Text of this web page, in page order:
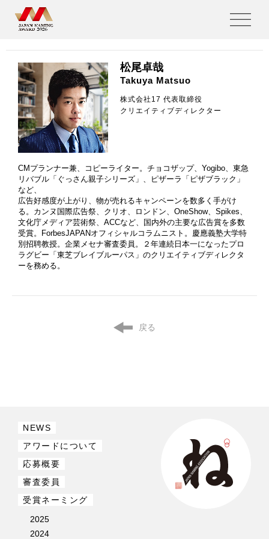
審査委員紹介
松尾卓哉
Takuya Matsuo
株式会社17 代表取締役
クリエイティブディレクター
CMプランナー兼、コピーライター。チョコザップ、Yogibo、東急
リバブル「ぐっさん親子シリーズ」、ピザーラ「ピザブラック」
など、
広告好感度が上がり、物が売れるキャンペーンを数多く手がけ
る。カンヌ国際広告祭、クリオ、ロンドン、OneShow、Spikes、
文化庁メディア芸術祭、ACCなど、国内外の主要な広告賞を多数
受賞。ForbesJAPANオフィシャルコラムニスト。慶應義塾大学特
別招聘教授。企業メセナ審査委員。２年連続日本一になったプロ
ラグビー「東芝ブレイブルーパス」のクリエイティブディレクタ
ーを務める。
戻る
NEWS
アワードについて
応募概要
審査委員
受賞ネーミング
2025
2024